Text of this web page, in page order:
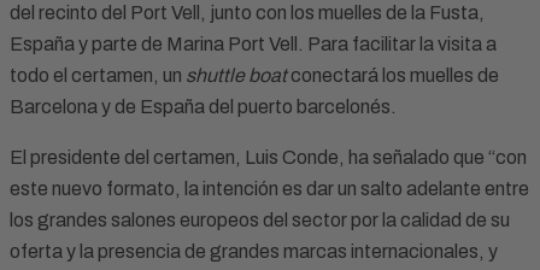
del recinto del Port Vell, junto con los muelles de la Fusta,
España y parte de Marina Port Vell. Para facilitar la visita a
todo el certamen, un shuttle boatconectará los muelles de
Barcelona y de España del puerto barcelonés.
El presidente del certamen, Luis Conde, ha señalado que “con
este nuevo formato, la intención es dar un salto adelante entre
los grandes salones europeos del sector por la calidad de su
oferta y la presencia de grandes marcas internacionales, y